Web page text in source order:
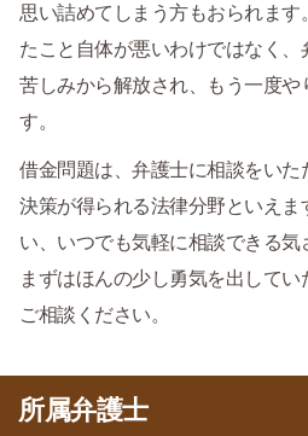
思い詰めてしまう方もおられます
たこと自体が悪いわけではなく
苦しみから解放され、もう一度
す。
借金問題は、弁護士に相談をい
決策が得られる法律分野といえ
い、いつでも気軽に相談できる気
まずはほんの少し勇気を出してい
ご相談ください。
所属弁護士